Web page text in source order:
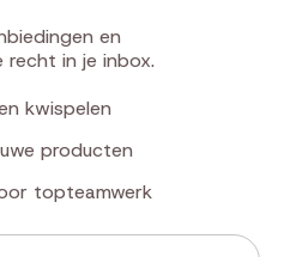
en
in je inbox.
kwispelen
producten
topteamwerk